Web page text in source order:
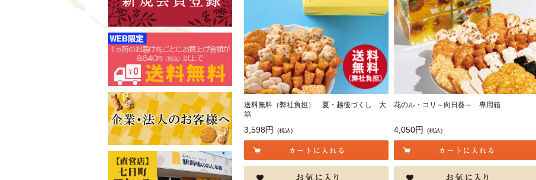
送料無料（弊社負担） 夏・越後づくし 大
箱
3,598円 (税込)
花のル・コリ～向日葵～ 専用箱
4,050円 (税込)